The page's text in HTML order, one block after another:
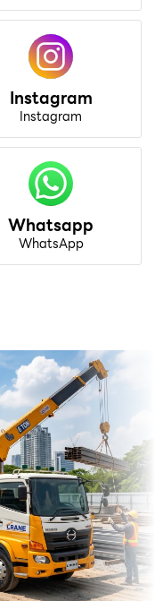
Instagram
Instagram
Whatsapp
WhatsApp